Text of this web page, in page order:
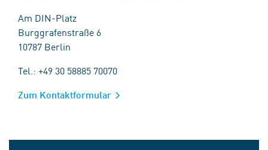
Am DIN-Platz
Burggrafenstraße 6
10787 Berlin
Tel.: +49 30 58885 70070
Zum Kontaktformular